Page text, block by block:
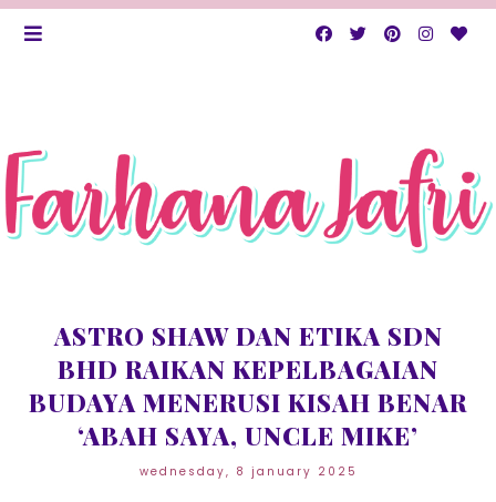
ASTRO SHAW DAN ETIKA SDN
BHD RAIKAN KEPELBAGAIAN
BUDAYA MENERUSI KISAH BENAR
‘ABAH SAYA, UNCLE MIKE’
wednesday, 8 january 2025